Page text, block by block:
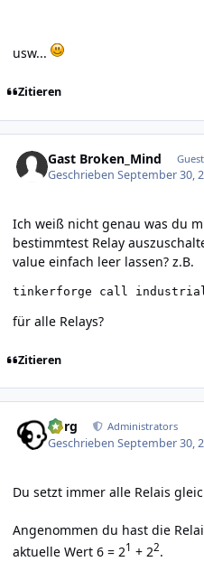
usw...
Zitieren
Gast Broken_Mind
GeschriebenSeptember 30,
Ich weiß nicht genau was du
bestimmtest Relay
value einfach leer lassen? z.B.
tinkerforge call
für alle Relays?
Zitieren
borg Administrators
GeschriebenSeptember 30,
Du setzt immer alle Relais
Angenommen du hast die
aktuelle Wert 6 = 21 + 22.